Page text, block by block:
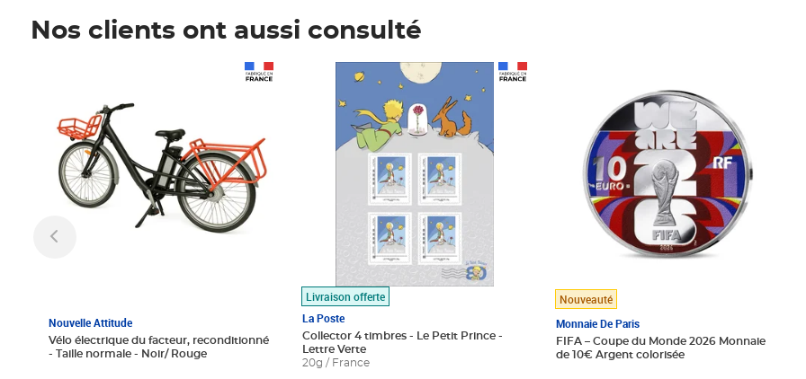
Nos clients ont aussi consulté
Nouvelle Attitude
Vélo électrique du facteur, reconditionné
- Taille normale - Noir/ Rouge
Livraison offerte
La Poste
Collector 4 timbres - Le Petit Prince -
Lettre Verte
20g / France
Prix 7,50€
Nouveauté
Monnaie De Paris
FIFA – Coupe du Monde 2026 Monnaie
de 10€ Argent colorisée